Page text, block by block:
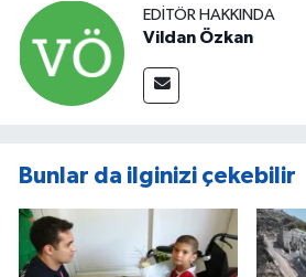
EDITÖR HAKKINDA
Vildan Özkan
Bunlar da ilginizi çekebilir